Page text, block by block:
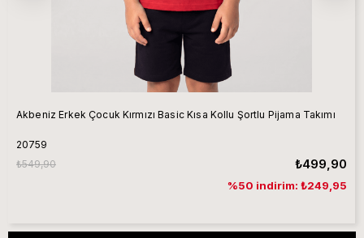
Akbeniz Erkek Çocuk Kırmızı Basic Kısa Kollu Şortlu Pijama Takımı
20759
₺499,90
₺549,90
%50 indirim: ₺249,95